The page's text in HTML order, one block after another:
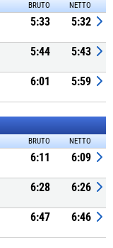
BRUTO NETTO
5:33 5:32
5:44 5:43
6:01 5:59
BRUTO NETTO
6:11 6:09
6:28 6:26
6:47 6:46